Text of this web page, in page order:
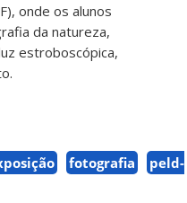
onde os alunos
da natureza,
estroboscópica,
fotografia
peld-